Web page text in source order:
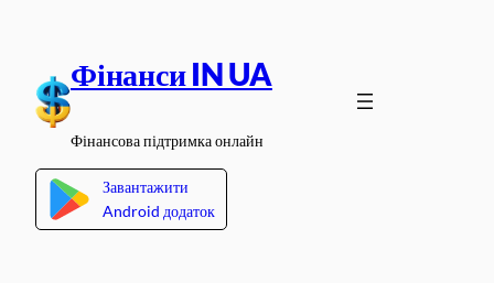
вмісту
Фінанси IN UA
Фінансова підтримка онлайн
Завантажити
Android додаток